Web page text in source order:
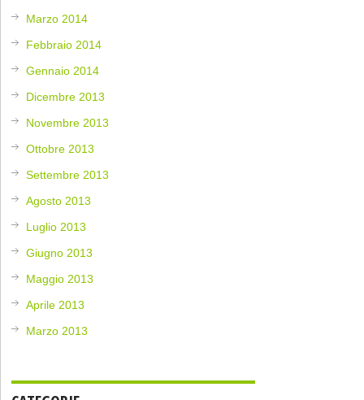
Marzo 2014
Febbraio 2014
Gennaio 2014
Dicembre 2013
Novembre 2013
Ottobre 2013
Settembre 2013
Agosto 2013
Luglio 2013
Giugno 2013
Maggio 2013
Aprile 2013
Marzo 2013